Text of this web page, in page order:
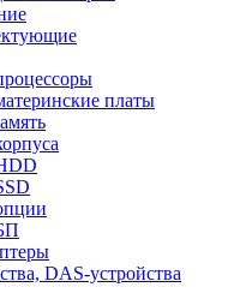
платы
DAS-устройства